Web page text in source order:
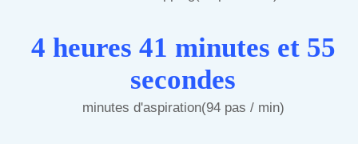
4 heures 41 minutes et 55
secondes
minutes d'aspiration(94 pas / min)